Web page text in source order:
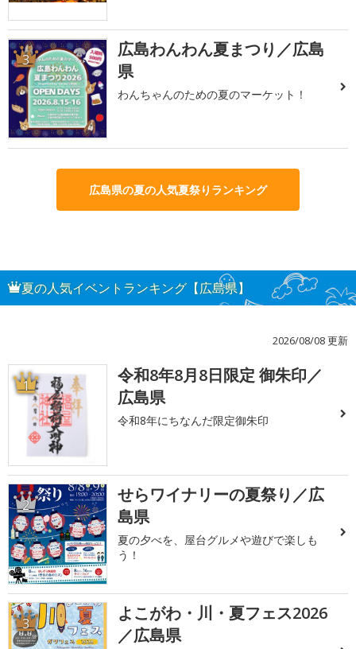
3
広島わんわん夏まつり／広島
県
わんちゃんのための夏のマーケット！
広島県の夏の人気夏祭りランキング
夏の人気イベントランキング【広島県】
2026/08/08 更新
1
令和8年8月8日限定 御朱印／
広島県
令和8年にちなんだ限定御朱印
2
せらワイナリーの夏祭り／広
島県
夏の夕べを、屋台グルメや遊びで楽しも
う！
3
よこがわ・川・夏フェス2026
／広島県